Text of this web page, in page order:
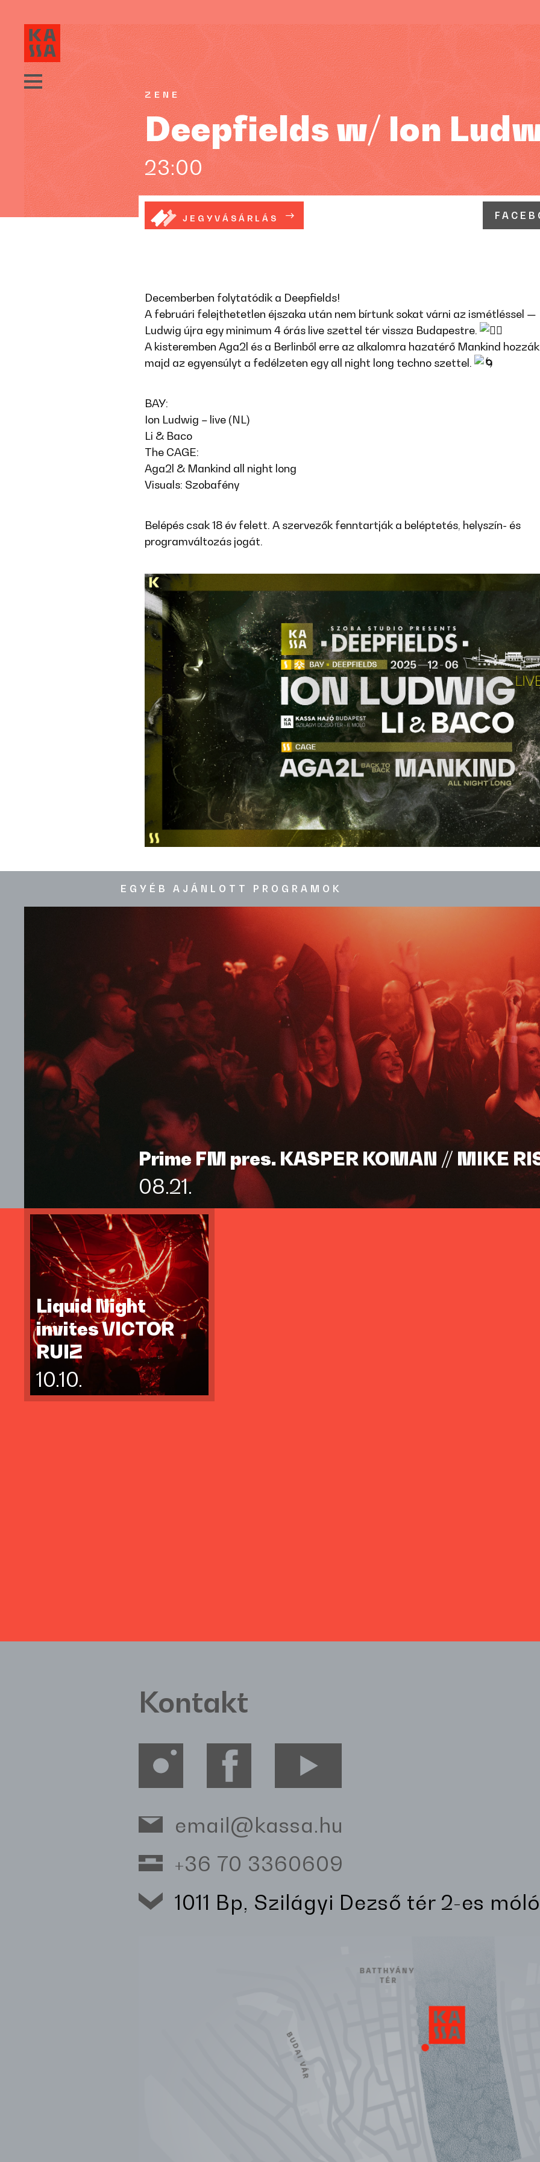
ZENE
Deepfields w/ Ion
23:00
JEGYVÁSÁRLÁS
Decemberben folytatódik a Deepfields!
A februári felejthetetlen éjszaka után nem bírtunk sokat várni az ismétléssel —
Ludwig újra egy minimum 4 órás live szettel tér vissza Budapestre.
A kisteremben Aga2l és a Berlinből erre az alkalomra hazatérő Mankind hozzák
majd az egyensúlyt a fedélzeten egy all night long techno szettel.
BAY:
Ion Ludwig – live (NL)
Li & Baco
The CAGE:
Aga2l & Mankind all night long
Visuals: Szobafény
Belépés csak 18 év felett. A szervezők fenntartják a beléptetés, helyszín- és
programváltozás jogát.
EGYÉB AJÁNLOTT PROGRAMOK
Prime FM pres. KASPER KOMAN // MIKE
08.21.
Liquid Night
invites VICTOR
RUIZ
10.10.
Kontakt
email@kassa.hu
+36 70 3360609
1011 Bp, Szilágyi Dezső tér 2-es móló